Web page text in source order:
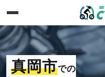
真岡市での